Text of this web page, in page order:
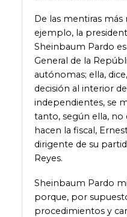
De las mentiras
ejemplo, la
Sheinbaum Pardo es
General de la
autónomas; ella,
decisión al interior
independientes, se
tanto, según ella, no
hacen la fiscal,
dirigente de su
Reyes.
Sheinbaum Pardo
porque, por
procedimientos y